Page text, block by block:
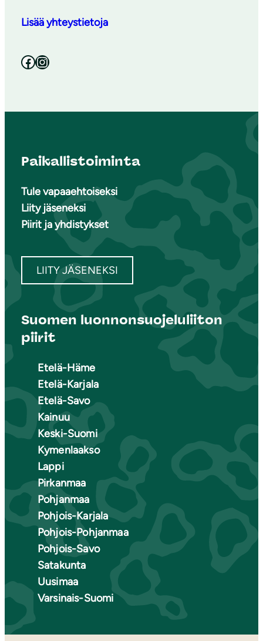
Lisää yhteystietoja
Facebook Instagram
Paikallistoiminta
Tule vapaaehtoiseksi
Liity jäseneksi
Piirit ja yhdistykset
LIITY JÄSENEKSI
Suomen luonnonsuojeluliiton
piirit
Etelä-Häme
Etelä-Karjala
Etelä-Savo
Kainuu
Keski-Suomi
Kymenlaakso
Lappi
Pirkanmaa
Pohjanmaa
Pohjois-Karjala
Pohjois-Pohjanmaa
Pohjois-Savo
Satakunta
Uusimaa
Varsinais-Suomi